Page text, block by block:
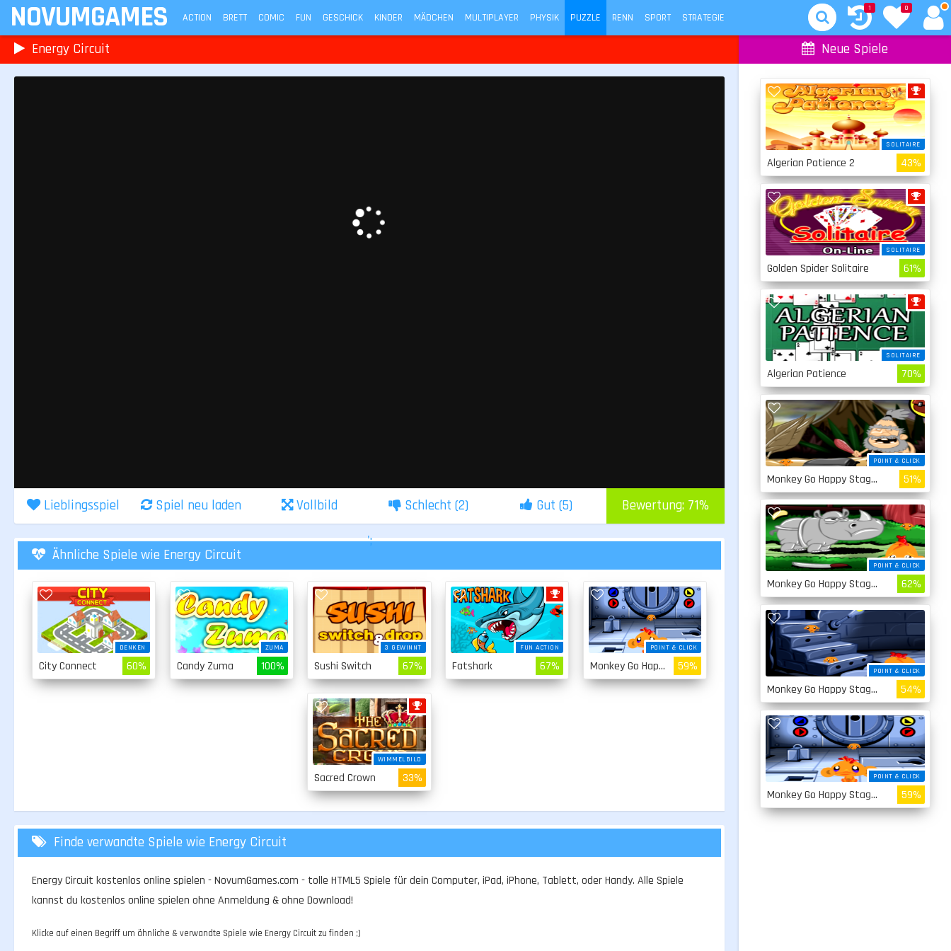
NOVUMGAMES ACTION BRETT COMIC FUN GESCHICK KINDER MÄDCHEN MULTIPLAYER PHYSIK PUZZLE RENN SPORT STRATEGIE
0
1
Energy Circuit
Lieblingsspiel Spiel neu laden Vollbild Schlecht (2) Gut (5) Bewertung: 71%
';
Ähnliche Spiele wie Energy Circuit
DENKEN
City Connect 60%
ZUMA
Candy Zuma 100%
3 GEWINNT
Sushi Switch 67%
FUN ACTION
Fatshark 67%
POINT & CLICK
Monkey Go Happy Stage 1 59%
WIMMELBILD
Sacred Crown 33%
Finde verwandte Spiele wie Energy Circuit
Energy Circuit kostenlos online spielen - NovumGames.com - tolle HTML5 Spiele für dein Computer, iPad, iPhone, Tablett, oder Handy. Alle Spiele
kannst du kostenlos online spielen ohne Anmeldung & ohne Download!
Klicke auf einen Begriff um ähnliche & verwandte Spiele wie Energy Circuit zu finden ;)
Neue Spiele
SOLITAIRE
Algerian Patience 2 43%
SOLITAIRE
Golden Spider Solitaire 61%
SOLITAIRE
Algerian Patience 70%
POINT & CLICK
Monkey Go Happy Stage 4 51%
POINT & CLICK
Monkey Go Happy Stage 3 62%
POINT & CLICK
Monkey Go Happy Stage 2 54%
POINT & CLICK
Monkey Go Happy Stage 1 59%